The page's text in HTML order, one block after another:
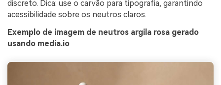
discreto. Dica: use o carvão para tipografia, garantindo
acessibilidade sobre os neutros claros.
Exemplo de imagem de neutros argila rosa gerado
usando media.io